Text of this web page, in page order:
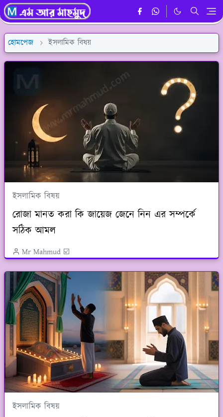
হোমপেজ ইসলামিক বিষয়
ইসলামিক বিষয়
রোজা মানত করা কি জায়েজ জেনে নিন এর সম্পর্কে
সঠিক আমল
Mr Mahmud ☑️
ইসলামিক বিষয়